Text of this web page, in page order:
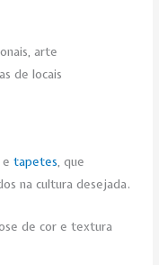
arte
de locais
etapetes, que
na cultura desejada.
de cor e textura